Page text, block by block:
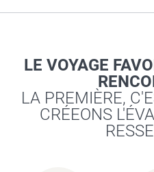
LE VOYAGE
LA PREMIÈRE,
CRÉEONS